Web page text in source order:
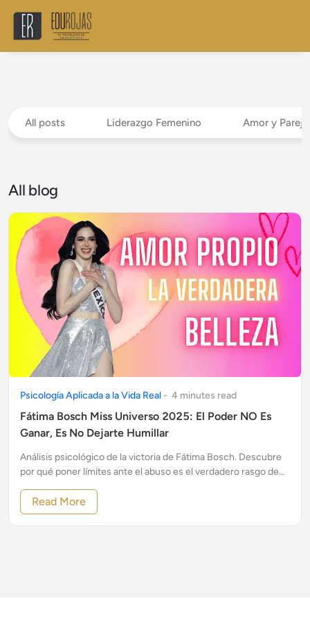
All posts Liderazgo Femenino Amor y Pareja
All blog
Psicología Aplicada a la Vida Real - 4 minutes read
Fátima Bosch Miss Universo 2025: El Poder NO Es
Ganar, Es No Dejarte Humillar
Análisis psicológico de la victoria de Fátima Bosch. Descubre
por qué poner límites ante el abuso es el verdadero rasgo de
Read More